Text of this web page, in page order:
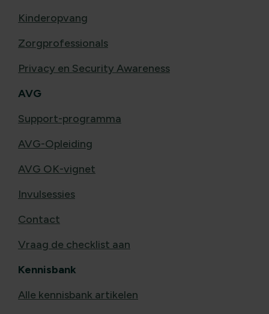
Kinderopvang
Zorgprofessionals
Privacy en Security Awareness
AVG
Support-programma
AVG-Opleiding
AVG OK-vignet
Invulsessies
Contact
Vraag de checklist aan
Kennisbank
Alle kennisbank artikelen